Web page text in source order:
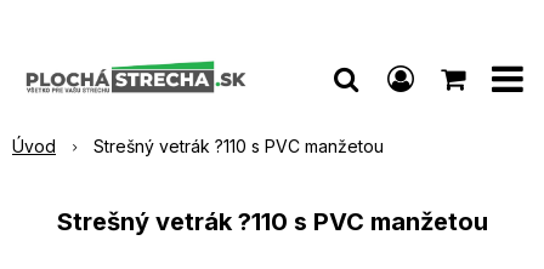
Úvod Strešný vetrák ?110 s PVC manžetou
Strešný vetrák ?110 s PVC manžetou